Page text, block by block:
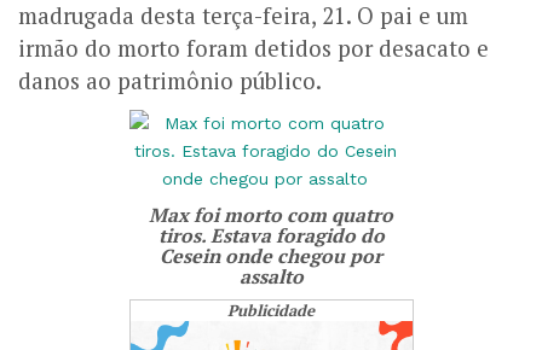
madrugada desta terça-feira, 21. O pai e um
irmão do morto foram detidos por desacato e
danos ao patrimônio público.
Max foi morto com quatro
tiros. Estava foragido do
Cesein onde chegou por
assalto
Publicidade